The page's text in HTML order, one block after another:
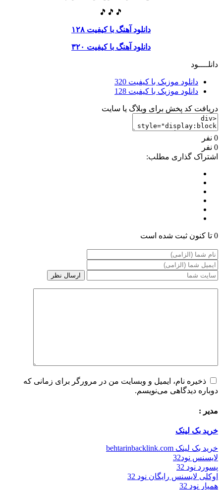
🎵🎵🎵
دانلود آهنگ با کیفیت ۱۲۸
دانلود آهنگ با کیفیت ۳۲۰
دانلــــود
دانلود موزیک با کیفیت 320
دانلود موزیک با کیفیت 128
دریافت کد پخش برای وبلاگ یا سایت
0 نفر
0 نفر
اشتراک گذاری مطلب:
0 تا کنون ثبت شده است
ذخیره نام، ایمیل و وبسایت من در مرورگر برای زمانی که
دوباره دیدگاهی می‌نویسم.
مدیر :
خرید بک لینک
خرید بک لینک behtarinbacklink.com
لایسنس نود32
پسورد نود 32
اوکلی لایسنس رایگان نود 32
همیار نود 32